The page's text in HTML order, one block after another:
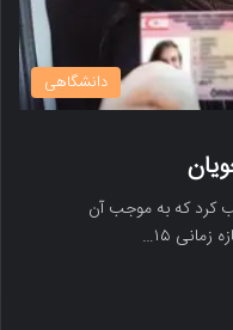
دانشگاهی
کرد که به موجب آن
۱۵…